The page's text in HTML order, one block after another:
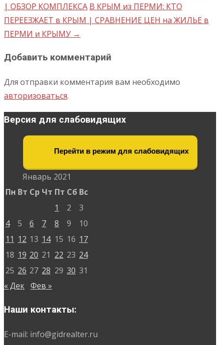
| ОБЗОР КОМПЛЕКСА В КРЫМ из ПЕРМИ: КТО
ПЕРЕЕЗЖАЕТ в КРЫМ | СРАВНЕНИЕ ЦЕН на ЖИЛЬЕ в
ПЕРМИ и КРЫМУ →
Добавить комментарий
Для отправки комментария вам необходимо
авторизоваться.
Версия для слабовидящих
Перейти в режим для слабовидящих
Январь 2021
Пн Вт Ср Чт Пт Сб Вс
1
2
3
4
5 6 7 8 9
10
11 12 13 14 15 16 17
18 19 20 21 22 23 24
25 26 27 28 29 30 31
« Дек Фев »
Наши контакты:
E-mail: info@gidrealter.ru